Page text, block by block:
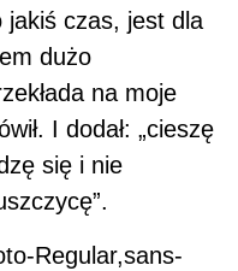
jakiś czas, jest dla
dużo
na moje
I dodał: „cieszę
się i nie
Regular,sans-